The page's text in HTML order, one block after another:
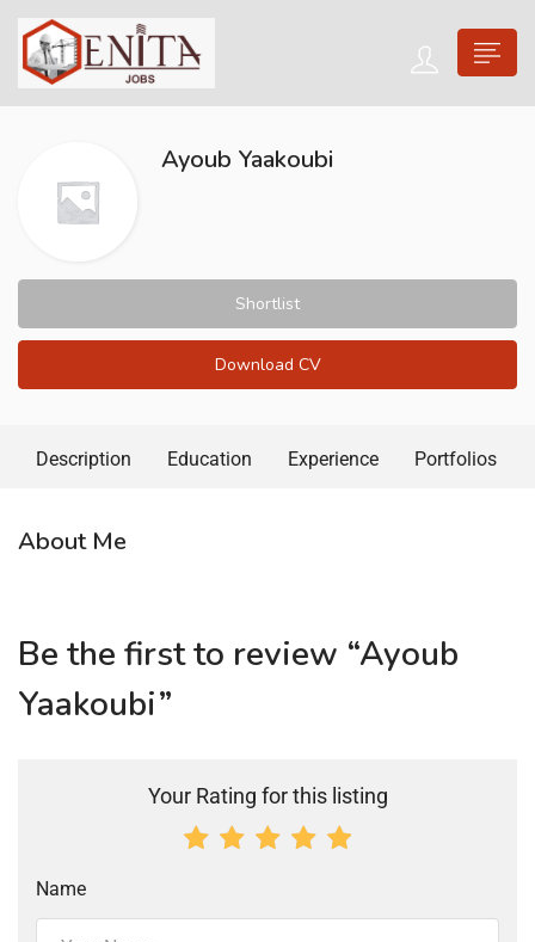
Ayoub Yaakoubi
Shortlist
Download CV
Description Education Experience Portfolios
About Me
Be the first to review “Ayoub
Yaakoubi”
Your Rating for this listing
Name